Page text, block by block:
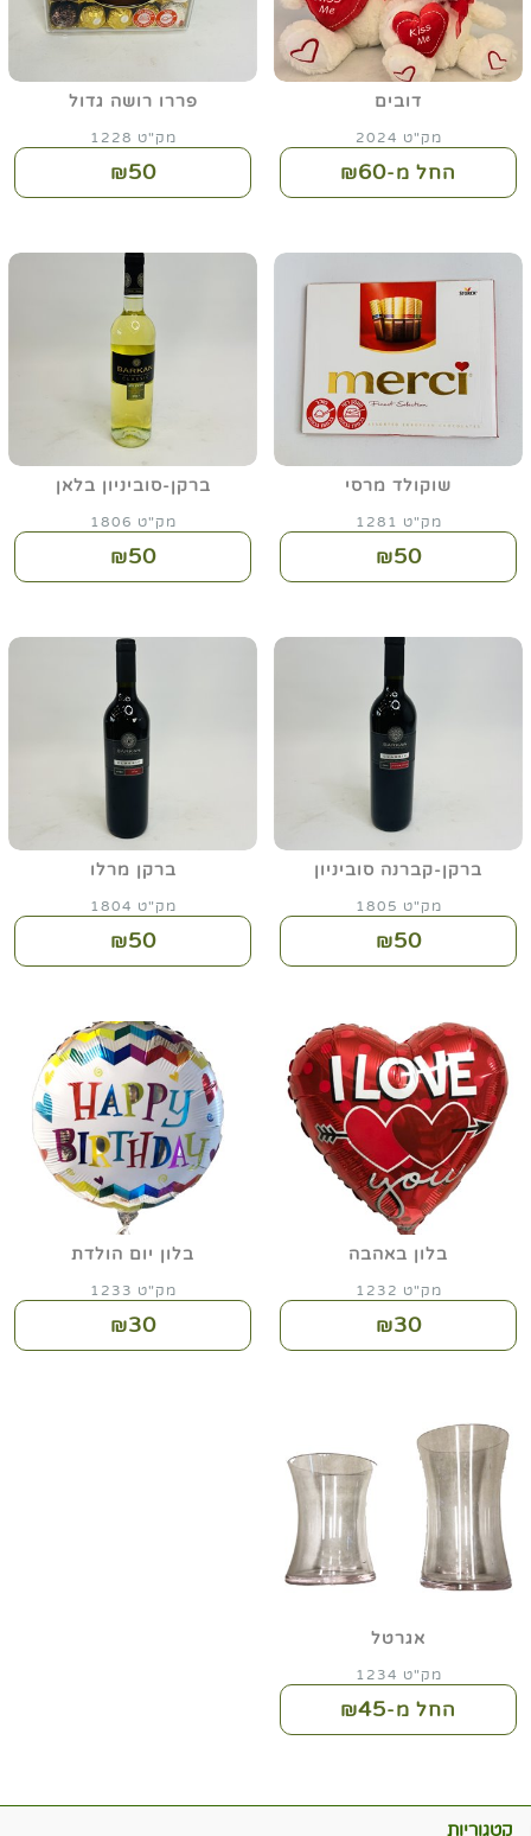
דובים
מק"ט 2024
החל מ-₪60
פררו רושה גדול
מק"ט 1228
₪50
שוקולד מרסי
מק"ט 1281
₪50
ברקן-סוביניון בלאן
מק"ט 1806
₪50
ברקן-קברנה סוביניון
מק"ט 1805
₪50
ברקן מרלו
מק"ט 1804
₪50
בלון באהבה
מק"ט 1232
₪30
בלון יום הולדת
מק"ט 1233
₪30
אגרטל
מק"ט 1234
החל מ-₪45
קטגוריות